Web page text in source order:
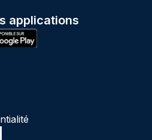
applications